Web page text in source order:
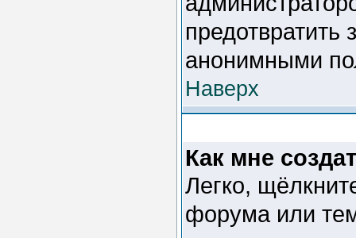
предотвратить
анонимными
Наверх
Как мне
Легко,
форума или